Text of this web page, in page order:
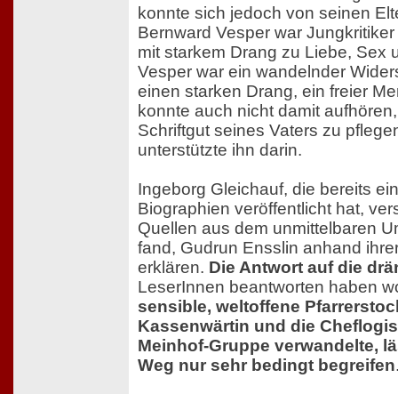
konnte sich jedoch von seinen
Bernward Vesper war
mit starkem Drang zu Liebe, Sex
Vesper war ein wandelnder
einen starken Drang, ein freier
konnte auch nicht damit
Schriftgut seines Vaters zu
unterstützte ihn darin.
Ingeborg Gleichauf, die bereits
Biographien veröffentlicht hat,
Quellen aus dem unmittelbaren
fand, Gudrun Ensslin anhand
erklären. Die Antwort auf die
LeserInnen beantworten haben
sensible, weltoffene
Kassenwärtin und die
Meinhof-Gruppe verwandelte,
Weg nur sehr bedingt begreifen